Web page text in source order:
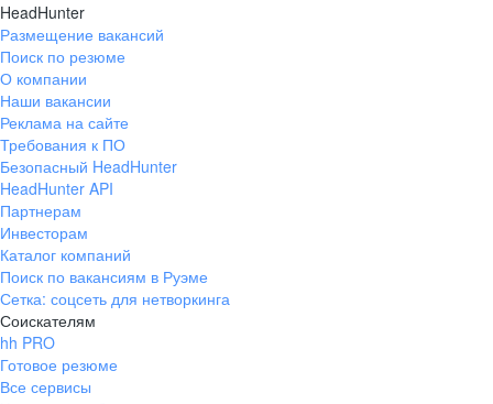
HeadHunter
Размещение вакансий
Поиск по резюме
О компании
Наши вакансии
Реклама на сайте
Требования к ПО
Безопасный HeadHunter
HeadHunter API
Партнерам
Инвесторам
Каталог компаний
Поиск по вакансиям в Руэме
Сетка: соцсеть для нетворкинга
Соискателям
hh PRO
Готовое резюме
Все сервисы